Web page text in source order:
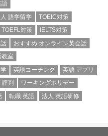
語
語学留学
TOEIC対策
TOEFL対策
IELTS対策
おすすめ オンライン英会話
教室
英語コーチング
英語 アプリ
評判
ワーキングホリデー
転職 英語 法人 英語研修